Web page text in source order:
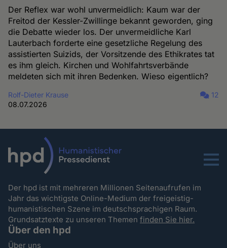
Der Reflex war wohl unvermeidlich: Kaum war der
Freitod der Kessler-Zwillinge bekannt geworden, ging
die Debatte wieder los. Der unvermeidliche Karl
Lauterbach forderte eine gesetzliche Regelung des
assistierten Suizids, der Vorsitzende des Ethikrates tat
es ihm gleich. Kirchen und Wohlfahrtsverbände
meldeten sich mit ihren Bedenken. Wieso eigentlich?
Rolf-Dieter Krause
08.07.2026
12
Menu
Der hpd ist mit mehreren Millionen Seitenaufrufen im
Jahr das wichtigste Online-Medium der freigeistig-
humanistischen Szene im deutschsprachigen Raum.
Grundsatztexte zu unseren Themenfinden Sie hier.
Über den hpd
Über uns